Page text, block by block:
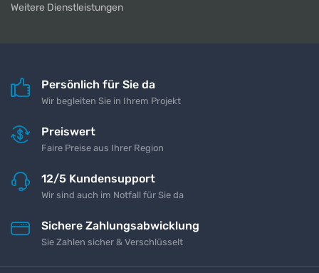
Weitere Dienstleistungen
Persönlich für Sie da
Wir begleiten Sie in Ihrem Projekt
Preiswert
Faire Preise aus Ihrer Region
12/5 Kundensupport
Wir sind auch im Notfall für Sie da
Sichere Zahlungsabwicklung
Sie Zahlen sicher & Verschlüsselt